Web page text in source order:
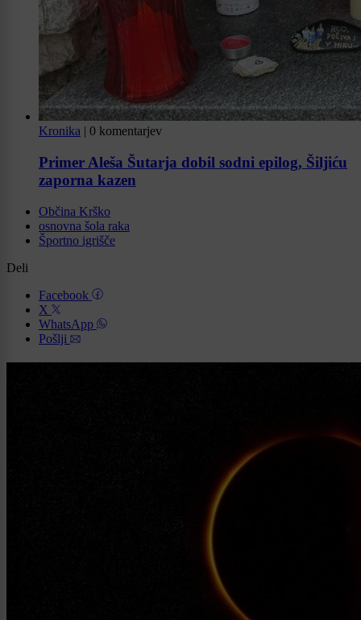
Kronika | 0 komentarjev
Primer Aleša Šutarja dobil sodni epilog, Šiljiću
zaporna kazen
Občina Krško
osnovna šola raka
Športno igrišče
Deli
Facebook
X
WhatsApp
Pošlji